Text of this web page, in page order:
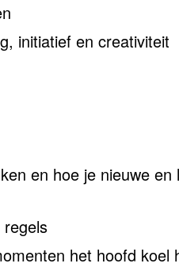
initiatief en creativiteit
en hoe je nieuwe
het hoofd koel